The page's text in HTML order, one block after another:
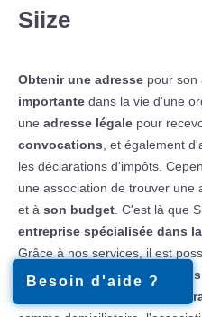
Besoin d'aide ?
Siize
Obtenir une adresse pour son
importante dans la vie d'une
une adresse légale pour
convocations , et également
les déclarations d'impôts.
une association de trouver une
et à son budget . C'est là que
entreprise spécialisée dans
Grâce à nos services, il est
association à une adresse
exorbitant et de dépôt de